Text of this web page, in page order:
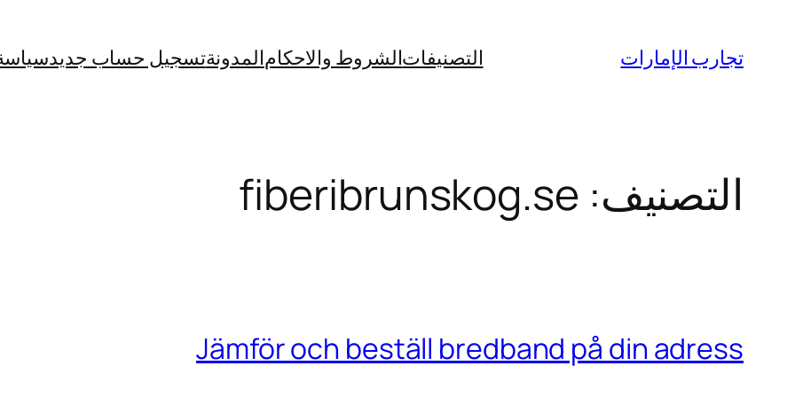
المحتوى
تجارب الإمارات التصنيفاتالشروط والاحكامالمدونةتسجيل حساب جديد
التصنيف: fiberibrunskog.se
Jämför och beställ bredband på din adress